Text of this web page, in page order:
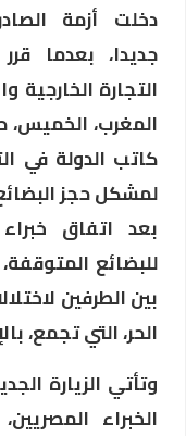
دخلت أزمة
جديدا، بعدما
التجارة الخارجية
المغرب، الخميس،
كاتب الدولة في
لمشكل حجز
بعد اتفاق
للبضائع
بين الطرفين
الحر، التي تجمع،
وتأتي الزيارة
الخبراء